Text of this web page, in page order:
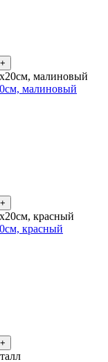
+
малиновый
+
красный
+